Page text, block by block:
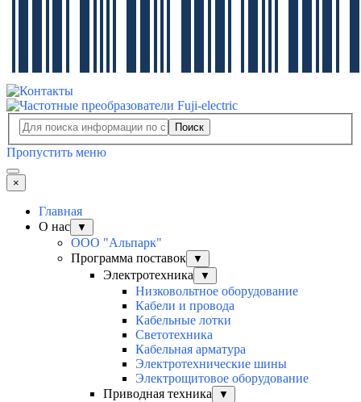
Поиск
Пропустить меню
×
Главная
О нас
▼
ООО "Альпарк"
Программа поставок
▼
Электротехника ▼
Низковольтное оборудование
Кабели и провода
Кабельные лотки
Светотехника
Кабельная арматура
Электротехнические шины
Электрощитовое оборудование
Приводная техника
▼